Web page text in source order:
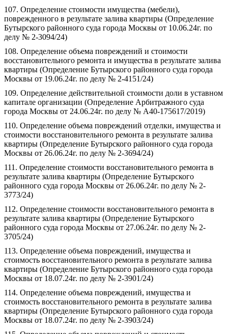
107. Определение стоимости имущества (мебели),
поврежденного в результате залива квартиры (Определение
Бутырского районного суда города Москвы от 10.06.24г. по
делу № 2-3094/24)
108. Определение объема повреждений и стоимости
восстановительного ремонта и имущества в результате залива
квартиры (Определение Бутырского районного суда города
Москвы от 19.06.24г. по делу № 2-4151/24)
109. Определение действительной стоимости доли в уставном
капитале организации (Определение Арбитражного суда
города Москвы от 24.06.24г. по делу № А40-175617/2019)
110. Определение объема повреждений отделки, имущества и
стоимости восстановительного ремонта в результате залива
квартиры (Определение Бутырского районного суда города
Москвы от 26.06.24г. по делу № 2-3694/24)
111. Определение стоимости восстановительного ремонта в
результате залива квартиры (Определение Бутырского
районного суда города Москвы от 26.06.24г. по делу № 2-
3773/24)
112. Определение стоимости восстановительного ремонта в
результате залива квартиры (Определение Бутырского
районного суда города Москвы от 27.06.24г. по делу № 2-
3705/24)
113. Определение объема повреждений, имущества и
стоимость восстановительного ремонта в результате залива
квартиры (Определение Бутырского районного суда города
Москвы от 18.07.24г. по делу № 2-3901/24)
114. Определение объема повреждений, имущества и
стоимость восстановительного ремонта в результате залива
квартиры (Определение Бутырского районного суда города
Москвы от 18.07.24г. по делу № 2-3903/24)